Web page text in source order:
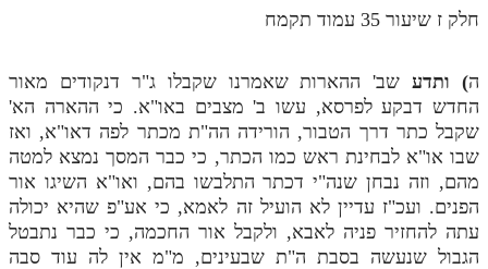
תלמוד עשר הספירות חלק ו
תלמוד עשר הספירות חלק ח
תלמוד עשר הספירות חלק ט
תלמוד עשר הספירות חלק יא
תלמוד עשר הספירות חלק יב
חלק ז שיעור 35 עמוד תקמח
ה) ותדעשב' ההארות שאמרנו שקבלו ג"ר דנקודים מאור
החדש דבקע לפרסא, עשו ב' מצבים באו"א. כי ההארה הא'
שקבל כתר דרך הטבור, הורידה הה"ת מכתר לפה דאו"א, ואז
שבו או"א לבחינת ראש כמו הכתר, כי כבר המסך נמצא למטה
מהם, וזה נבחן שנה"י דכתר התלבשו בהם, ואו"א השיגו אור
הפנים. ועכ"ז עדיין לא הועיל זה לאמא, כי אע"פ שהיא יכולה
עתה להחזיר פניה לאבא, ולקבל אור החכמה, כי כבר נתבטל
הגבול שנעשה בסבת ה"ת שבעינים, מ"מ אין לה עוד סבה